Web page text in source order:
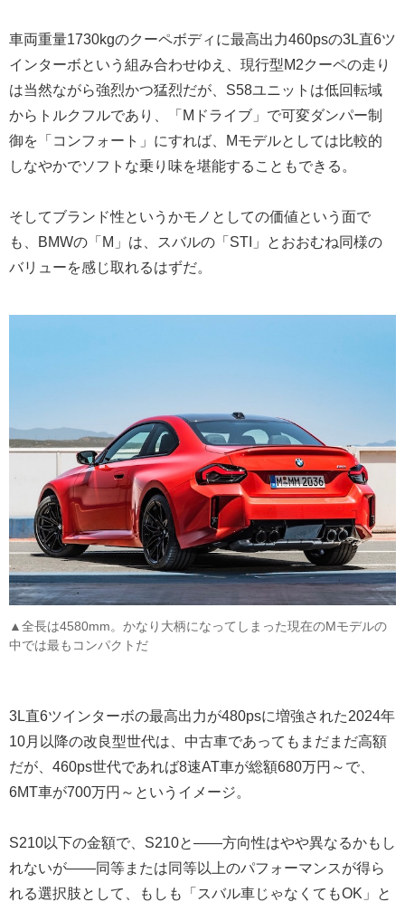
車両重量1730kgのクーペボディに最高出力460psの3L直6ツ
インターボという組み合わせゆえ、現行型M2クーペの走り
は当然ながら強烈かつ猛烈だが、S58ユニットは低回転域
からトルクフルであり、「Mドライブ」で可変ダンパー制
御を「コンフォート」にすれば、Mモデルとしては比較的
しなやかでソフトな乗り味を堪能することもできる。
そしてブランド性というかモノとしての価値という面で
も、BMWの「M」は、スバルの「STI」とおおむね同様の
バリューを感じ取れるはずだ。
▲全長は4580mm。かなり大柄になってしまった現在のMモデルの
中では最もコンパクトだ
3L直6ツインターボの最高出力が480psに増強された2024年
10月以降の改良型世代は、中古車であってもまだまだ高額
だが、460ps世代であれば8速AT車が総額680万円～で、
6MT車が700万円～というイメージ。
S210以下の金額で、S210と――方向性はやや異なるかもし
れないが――同等または同等以上のパフォーマンスが得ら
れる選択肢として、もしも「スバル車じゃなくてもOK」と